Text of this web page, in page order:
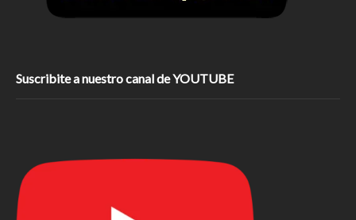
Suscribite a nuestro canal de YOUTUBE